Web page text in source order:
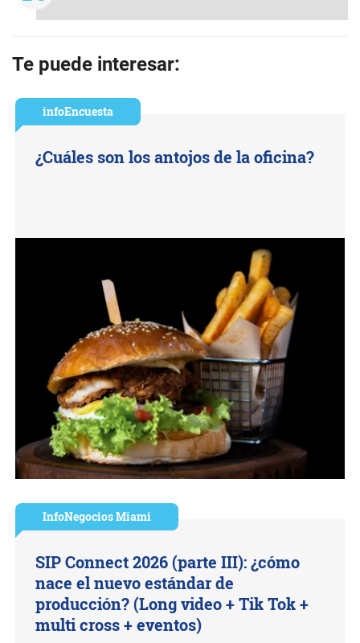
Te puede interesar:
infoEncuesta
¿Cuáles son los antojos de la oficina?
InfoNegocios Miami
SIP Connect 2026 (parte III): ¿cómo
nace el nuevo estándar de
producción? (Long video + Tik Tok +
multi cross + eventos)